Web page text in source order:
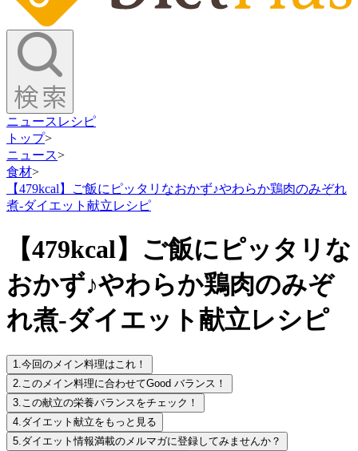
ニュース レシピ
トップ>
ニュース>
食材>
【479kcal】ご飯にピッタリなおかず♪やわらか鶏肉のみぞれ
煮-ダイエット献立レシピ
【479kcal】ご飯にピッタリな
おかず♪やわらか鶏肉のみぞ
れ煮-ダイエット献立レシピ
1.今回のメイン料理はこれ！
2.このメイン料理に合わせてGood バランス！
3.この献立の栄養バランスをチェック！
4.ダイエット献立をもっと見る
5.ダイエット情報満載のメルマガに登録してみませんか？